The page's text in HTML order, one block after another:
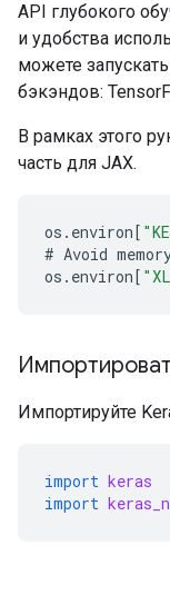
API глубокого
и удобства
можете
бэкэндов:
В рамках этого
часть для JAX.
os . environ[
# Avoid
os . environ[
Импортируйте
import keras
import